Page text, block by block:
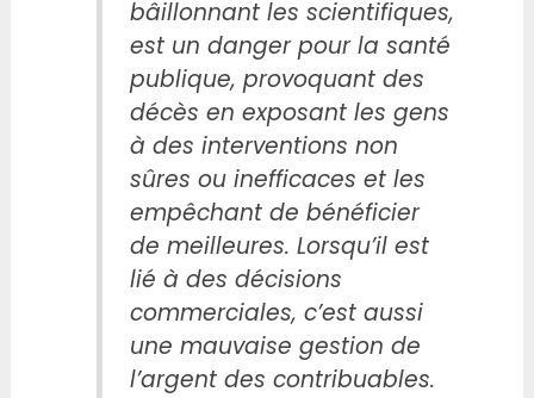
bâillonnant les scientifiques,
est un danger pour la santé
publique, provoquant des
décès en exposant les gens
à des interventions non
sûres ou inefficaces et les
empêchant de bénéficier
de meilleures. Lorsqu’il est
lié à des décisions
commerciales, c’est aussi
une mauvaise gestion de
l’argent des contribuables.